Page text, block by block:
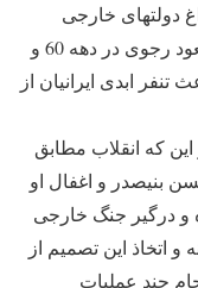
مناسبات سیاسی و اجتماعی ایران به سراغ دولت‎های خارجی
رفته‎اند. تاکتیک شکست خورده‎ای که مسعود رجوی در دهه 60 و
ابدی ایرانیان از
که انقلاب مطابق
انتظارات‎شان پیش نرفت، با همراهی ابوالحسن بنی‎صدر و اغفال او
و درگیر جنگ خارجی
اتخاذ این تصمیم از
چند عملیات